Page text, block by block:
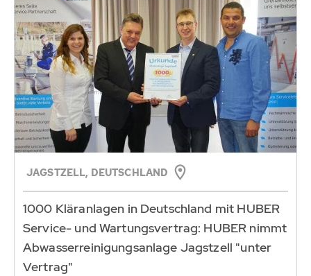
JAGSTZELL, DEUTSCHLAND
1000 Kläranlagen in Deutschland mit HUBER
Service- und Wartungsvertrag: HUBER nimmt
Abwasserreinigungsanlage Jagstzell "unter
Vertrag"